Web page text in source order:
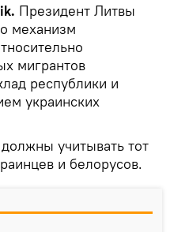
Президент Литвы
механизм
мигрантов
республики и
украинских
учитывать тот
и белорусов.